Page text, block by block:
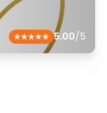
5.00/5